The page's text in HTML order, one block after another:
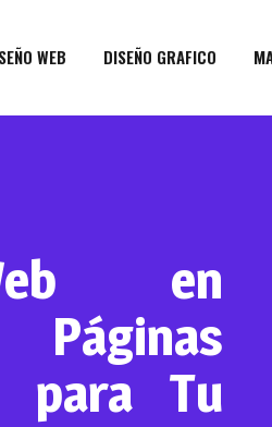
WEB DISEÑO GRAFICO
en
para Tu